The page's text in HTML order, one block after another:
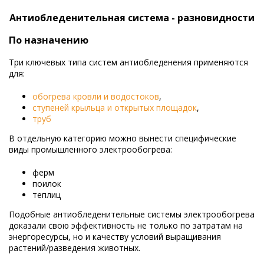
Антиобледенительная система - разновидности
По назначению
Три ключевых типа систем антиобледенения применяются
для:
обогрева кровли и водостоков,
ступеней крыльца и открытых площадок,
труб
В отдельную категорию можно вынести специфические
виды промышленного электрообогрева:
ферм
поилок
теплиц
Подобные антиобледенительные системы электрообогрева
доказали свою эффективность не только по затратам на
энергоресурсы, но и качеству условий выращивания
растений/разведения животных.